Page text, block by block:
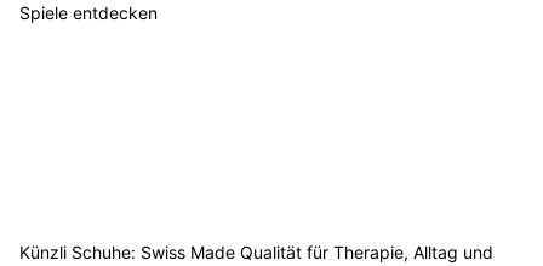
Spiele entdecken
Künzli Schuhe: Swiss Made Qualität für Therapie, Alltag und